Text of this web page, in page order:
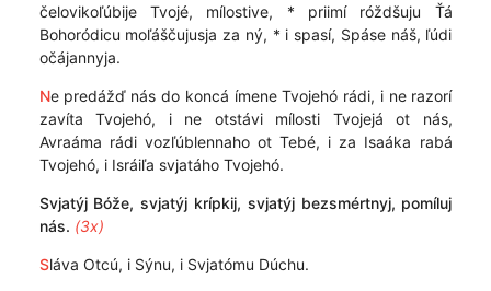
čelovikoľúbije Tvojé, mílostive, * priimí róždšuju Ťá
Bohoródicu moľáščujusja za ný, * i spasí, Spáse náš, ľúdi
očájannyja.
Ne predážď nás do koncá ímene Tvojehó rádi, i ne razorí
zavíta Tvojehó, i ne otstávi mílosti Tvojejá ot nás,
Avraáma rádi vozľúblennaho ot Tebé, i za Isaáka rabá
Tvojehó, i Isráiľa svjatáho Tvojehó.
Svjatýj Bóže, svjatýj krípkij, svjatýj bezsmértnyj, pomíluj
nás. (3x)
Sláva Otcú, i Sýnu, i Svjatómu Dúchu.